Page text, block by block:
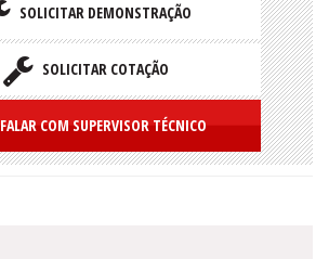
SOLICITAR DEMONSTRAÇÃO
SOLICITAR COTAÇÃO
FALAR COM SUPERVISOR TÉCNICO